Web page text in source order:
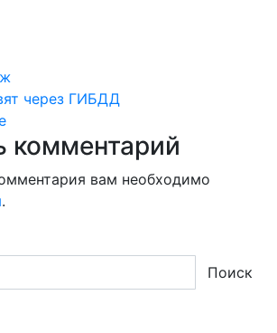
через ГИБДД
комментарий
вам необходимо
.
Поиск